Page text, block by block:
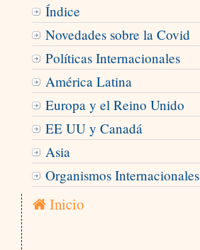
Índice
Novedades sobre la Covid
Políticas Internacionales
América Latina
Europa y el Reino Unido
EE UU y Canadá
Asia
Organismos Internacionales
Inicio